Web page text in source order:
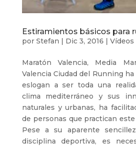
Estiramientos básicos para
por Stefan | Dic 3, 2016 | Vídeos
Maratón Valencia, Media
Valencia Ciudad del Running
eslogan a ser toda una
clima mediterráneo y sus
naturales y urbanas, ha
de personas que practican
Pese a su aparente
disciplina deportiva, es